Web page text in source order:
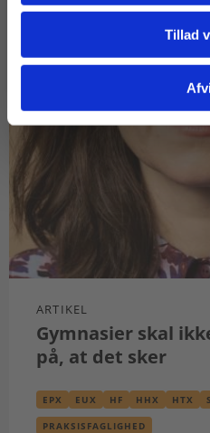
Tillad
ARTIKEL
Gymnasier skal
på, at det sker
EPX EUX HF HHX HTX
PRAKSISFAGLIGHED
Gå til